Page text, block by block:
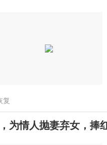
复
为情人抛妻弃女，捧